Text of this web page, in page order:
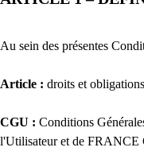
Au sein des présentes
Article : droits et
CGU : Conditions
l'Utilisateur et de FRANCE